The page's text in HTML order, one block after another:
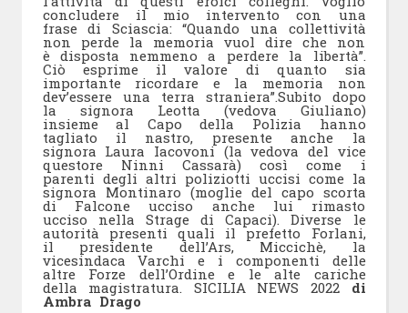
concludere il mio intervento con una
frase di Sciascia: “Quando una collettività
non perde la memoria vuol dire che non
è disposta nemmeno a perdere la libertà”.
Ciò esprime il valore di quanto sia
importante ricordare e la memoria non
dev’essere una terra straniera”.Subito dopo
la signora Leotta (vedova Giuliano)
insieme al Capo della Polizia hanno
tagliato il nastro, presente anche la
signora Laura Iacovoni (la vedova del vice
questore Ninni Cassarà) così come i
parenti degli altri poliziotti uccisi come la
signora Montinaro (moglie del capo scorta
di Falcone ucciso anche lui rimasto
ucciso nella Strage di Capaci). Diverse le
autorità presenti quali il prefetto Forlani,
il presidente dell’Ars, Miccichè, la
vicesindaca Varchi e i componenti delle
altre Forze dell’Ordine e le alte cariche
della magistratura. SICILIA NEWS 2022 di
Ambra Drago